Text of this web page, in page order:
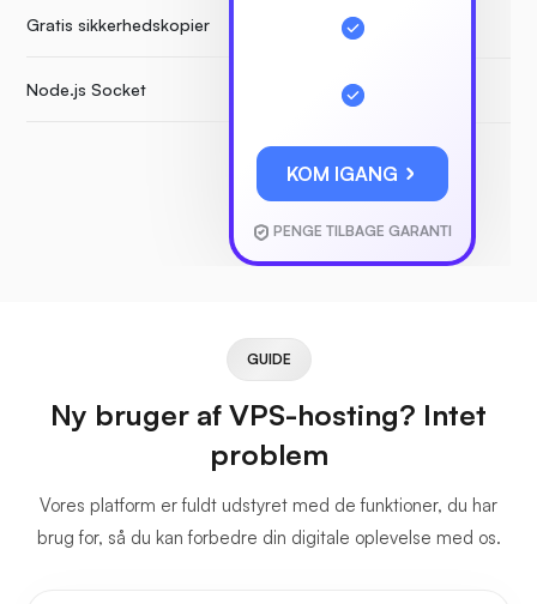
Gratis sikkerhedskopier
Node.js Socket
KOM IGANG
PENGE TILBAGE GARANTI
GUIDE
Ny bruger af VPS-hosting? Intet
problem
Vores platform er fuldt udstyret med de funktioner, du har
brug for, så du kan forbedre din digitale oplevelse med os.